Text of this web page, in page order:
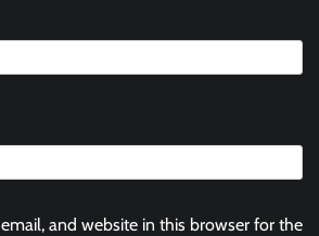
and website in this browser for the